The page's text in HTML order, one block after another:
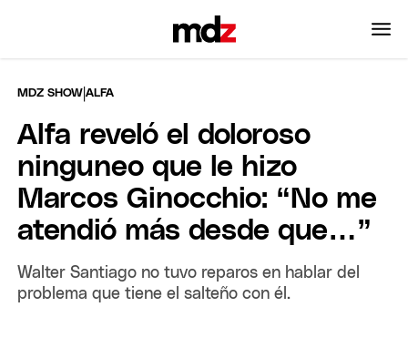
MDZ SHOW |ALFA
Alfa reveló el doloroso
ninguneo que le hizo
Marcos Ginocchio: “No me
atendió más desde que…”
Walter Santiago no tuvo reparos en hablar del
problema que tiene el salteño con él.